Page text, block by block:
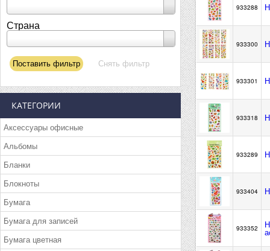
Страна
КАТЕГОРИИ
Аксессуары офисные
Альбомы
Бланки
Блокноты
Бумага
Бумага для записей
Бумага цветная
933288
933300
933301
933318
933289
933404
933352